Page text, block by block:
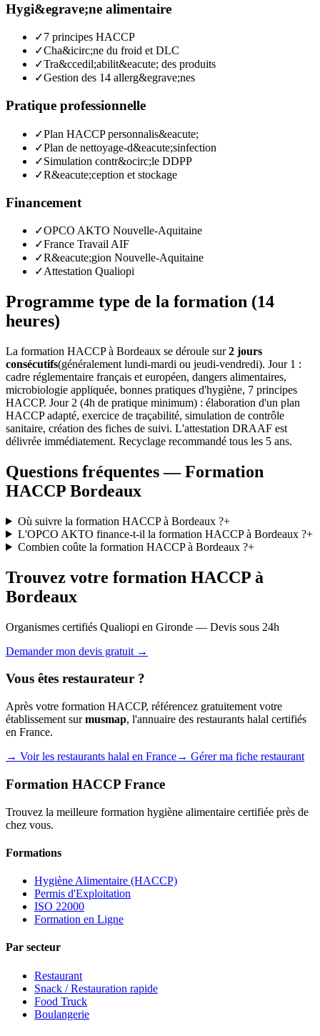
Hygi&egrave;ne alimentaire
✓7 principes HACCP
✓Cha&icirc;ne du froid et DLC
✓Tra&ccedil;abilit&eacute; des produits
✓Gestion des 14 allerg&egrave;nes
Pratique professionnelle
✓Plan HACCP personnalis&eacute;
✓Plan de nettoyage-d&eacute;sinfection
✓Simulation contr&ocirc;le DDPP
✓R&eacute;ception et stockage
Financement
✓OPCO AKTO Nouvelle-Aquitaine
✓France Travail AIF
✓R&eacute;gion Nouvelle-Aquitaine
✓Attestation Qualiopi
Programme type de la formation (14
heures)
La formation HACCP à Bordeaux se déroule sur2 jours
consécutifs(généralement lundi-mardi ou jeudi-vendredi). Jour 1 :
cadre réglementaire français et européen, dangers alimentaires,
microbiologie appliquée, bonnes pratiques d'hygiène, 7 principes
HACCP. Jour 2 (4h de pratique minimum) : élaboration d'un plan
HACCP adapté, exercice de traçabilité, simulation de contrôle
sanitaire, création des fiches de suivi. L'attestation DRAAF est
délivrée immédiatement. Recyclage recommandé tous les 5 ans.
Questions fréquentes — Formation
HACCP Bordeaux
Où suivre la formation HACCP à Bordeaux ?+
L'OPCO AKTO finance-t-il la formation HACCP à Bordeaux ?+
Combien coûte la formation HACCP à Bordeaux ?+
Trouvez votre formation HACCP à
Bordeaux
Organismes certifiés Qualiopi en Gironde — Devis sous 24h
Demander mon devis gratuit →
Vous êtes restaurateur ?
Après votre formation HACCP, référencez gratuitement votre
établissement surmusmap, l'annuaire des restaurants halal certifiés
en France.
→ Voir les restaurants halal en France→ Gérer ma fiche restaurant
Formation HACCP France
Trouvez la meilleure formation hygiène alimentaire certifiée près de
chez vous.
Formations
Hygiène Alimentaire (HACCP)
Permis d'Exploitation
ISO 22000
Formation en Ligne
Par secteur
Restaurant
Snack / Restauration rapide
Food Truck
Boulangerie